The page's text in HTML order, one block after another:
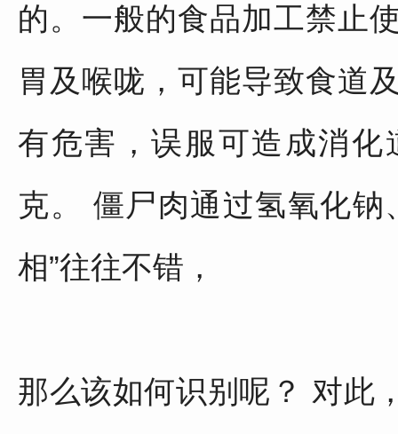
的。一般的食品加工禁止
胃及喉咙，可能导致食道
有危害，误服可造成消
克。 僵尸肉通过氢氧化钠
相”往往不错，
那么该如何识别呢？ 对此